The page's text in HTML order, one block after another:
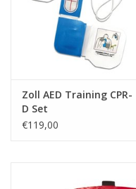
Zoll AED Training CPR-
D Set
€119,00